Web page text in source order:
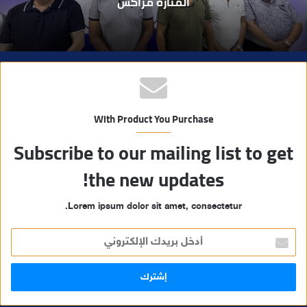
With Product You Purchase
Subscribe to our mailing list to get
the new updates!
Lorem ipsum dolor sit amet, consectetur.
خ
ل
ر